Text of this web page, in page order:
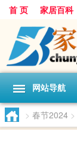
首 页 家居百科
网站导航
> 春节2024 >